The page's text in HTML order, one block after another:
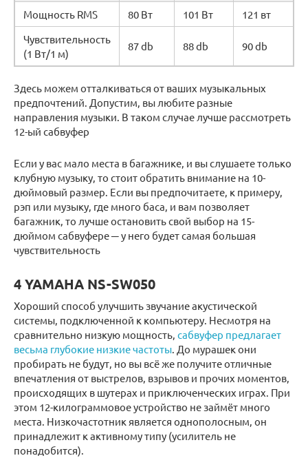
Мощность RMS 80 Вт 101 Вт
121 вт
Чувствительность
(1 Вт/1 м)
87 db 88 db 90 db
Здесь можем отталкиваться от ваших музыкальных
предпочтений. Допустим, вы любите разные
направления музыки. В таком случае лучше рассмотреть
12-ый сабвуфер
Если у вас мало места в багажнике, и вы слушаете только
клубную музыку, то стоит обратить внимание на 10-
дюймовый размер. Если вы предпочитаете, к примеру,
рэп или музыку, где много баса, и вам позволяет
багажник, то лучше остановить свой выбор на 15-
дюймом сабвуфере ─ у него будет самая большая
чувствительность
4 YAMAHA NS-SW050
Хороший способ улучшить звучание акустической
системы, подключенной к компьютеру. Несмотря на
сравнительно низкую мощность, сабвуфер предлагает
весьма глубокие низкие частоты. До мурашек они
пробирать не будут, но вы всё же получите отличные
впечатления от выстрелов, взрывов и прочих моментов,
происходящих в шутерах и приключенческих играх. При
этом 12-килограммовое устройство не займёт много
места. Низкочастотник является однополосным, он
принадлежит к активному типу (усилитель не
понадобится).